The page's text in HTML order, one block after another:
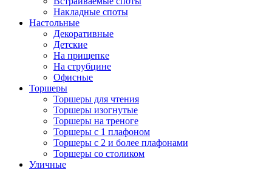
Накладные споты
Настольные
Декоративные
Детские
На прищепке
На струбцине
Офисные
Торшеры
Торшеры для чтения
Торшеры изогнутые
Торшеры на треноге
Торшеры с 1 плафоном
Торшеры с 2 и более плафонами
Торшеры со столиком
Уличные